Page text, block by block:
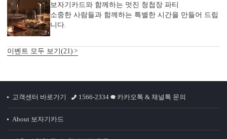
자세히 보기
편리함 더하기
보자기카드와 함께하는 멋진 청첩장 파티
소중한 사람들과 함께하는 특별한 시간을 만들어 드립
니다.
이벤트 모두 보기(21)
고객센터 바로가기 1566-2334 카카오톡 & 채널톡 문의
About 보자기카드